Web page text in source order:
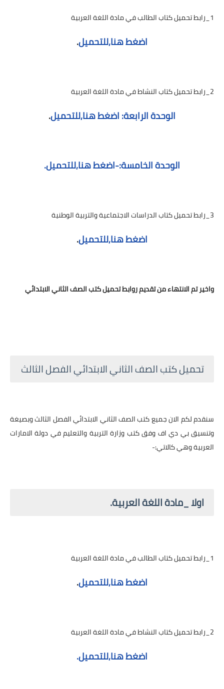
1_رابط تحميل كتاب الطالب في مادة اللغة العربية
اضغط هنا,للتحميل.
2_رابط تحميل كتاب النشاط في مادة اللغة العربية
الوحدة الرابعة: اضغط هنا,للتحميل.
الوحدة الخامسة:-اضغط هنا,للتحميل.
3_رابط تحميل كتاب الدراسات الاجتماعية والتربية الوطنية
اضغط هنا,للتحميل.
واخير تم الانتهاء من تقديم روابط تحميل كتب الصف الثاني الابتدائي
تحميل كتب الصف الثاني الابتدائي الفصل الثالث
سنقدم لكم الان جميع كتب الصف الثاني الابتدائي الفصل الثالث وبصيغة
وتنسيق بي دي اف وفق كتب وزارة التربية والتعليم في دولة الامارات
العربية وهي كالاتي:-
اولا _مادة اللغة العربية.
1_رابط تحميل كتاب الطالب في مادة اللغة العربية
اضغط هنا,للتحميل.
2_رابط تحميل كتاب النشاط في مادة اللغة العربية
اضغط هنا,للتحميل.